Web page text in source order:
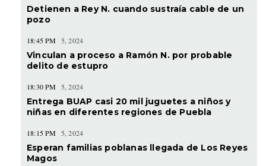
Detienen a Rey N. cuando sustraía cable de un
pozo
18:45 PM 5, 2024
Vinculan a proceso a Ramón N. por probable
delito de estupro
18:30 PM 5, 2024
Entrega BUAP casi 20 mil juguetes a niños y
niñas en diferentes regiones de Puebla
18:15 PM 5, 2024
Esperan familias poblanas llegada de Los Reyes
Magos